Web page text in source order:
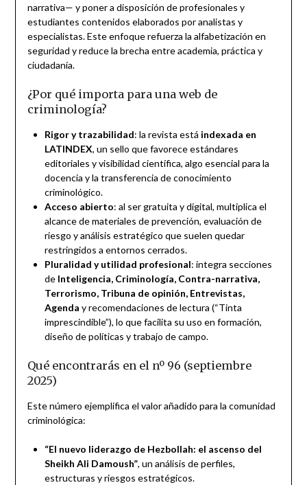
narrativa— y poner a disposición de profesionales y
estudiantes contenidos elaborados por analistas y
especialistas. Este enfoque refuerza la alfabetización en
seguridad y reduce la brecha entre academia, práctica y
ciudadanía.
¿Por qué importa para una web de
criminología?
Rigor y trazabilidad: la revista está indexada en
LATINDEX, un sello que favorece estándares
editoriales y visibilidad científica, algo esencial para la
docencia y la transferencia de conocimiento
criminológico.
Acceso abierto: al ser gratuita y digital, multiplica el
alcance de materiales de prevención, evaluación de
riesgo y análisis estratégico que suelen quedar
restringidos a entornos cerrados.
Pluralidad y utilidad profesional: integra secciones
de Inteligencia, Criminología, Contra-narrativa,
Terrorismo, Tribuna de opinión, Entrevistas,
Agenda y recomendaciones de lectura (“Tinta
imprescindible”), lo que facilita su uso en formación,
diseño de políticas y trabajo de campo.
Qué encontrarás en el nº 96 (septiembre
2025)
Este número ejemplifica el valor añadido para la comunidad
criminológica:
“El nuevo liderazgo de Hezbollah: el ascenso del
Sheikh Ali Damoush”, un análisis de perfiles,
estructuras y riesgos estratégicos.